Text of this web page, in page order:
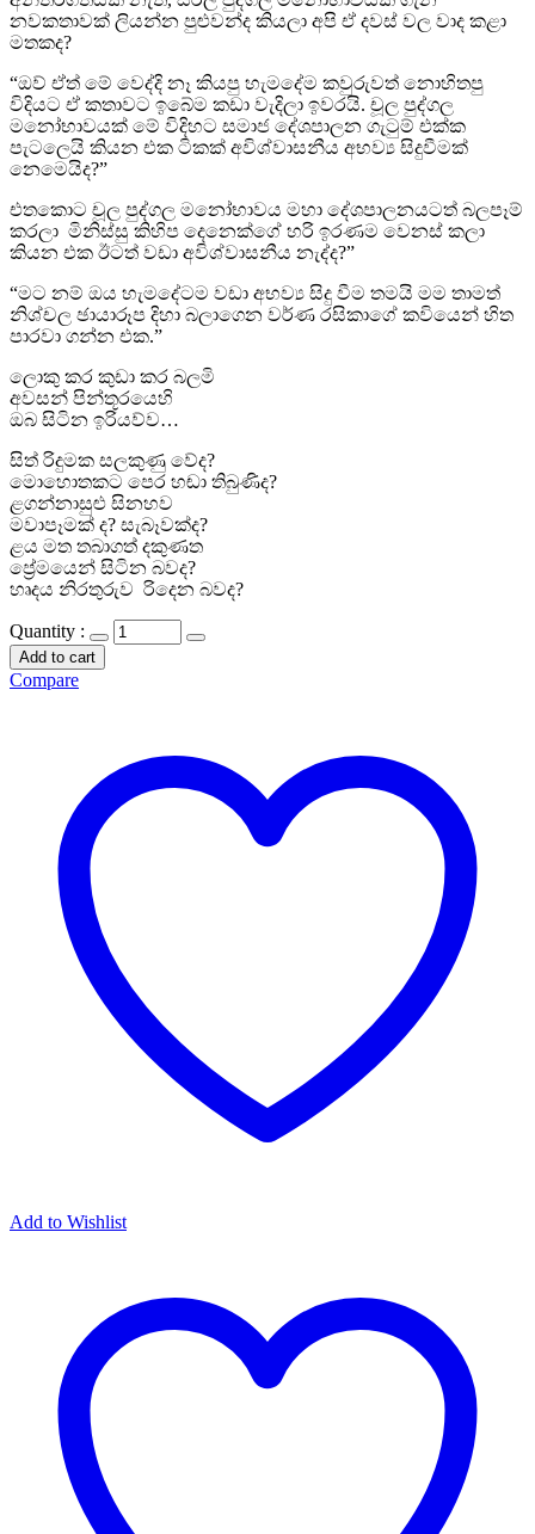
නවකතාවක් ලියන්න පුළුවන්ද කියලා අපි ඒ දවස් වල වාද කළා
මතකද?
“ඔව් ඒත් මේ වෙද්දි නෑ කියපු හැමදේම කවුරුවත් නොහිතපු
විදියට ඒ කතාවට ඉබේම කඩා වැදිලා ඉවරයි. චූල පුද්ගල
මනෝභාවයක් මේ විදිහට සමාජ දේශපාලන ගැටුම් එක්ක
පැටලෙයි කියන එක ටිකක් අවිශ්වාසනීය අභව්‍ය සිදුවීමක්
නෙමෙයිද?”
එතකොට චූල පුද්ගල මනෝභාවය මහා දේශපාලනයටත් බලපෑම්
කරලා මිනිස්සු කිහිප දෙනෙක්ගේ හරි ඉරණම වෙනස් කලා
කියන එක ඊටත් වඩා අවිශ්වාසනීය නැද්ද?”
“මට නම් ඔය හැමදේටම වඩා අභව්‍ය සිදු වීම තමයි මම තාමත්
නිශ්චල ඡායාරූප දිහා බලාගෙන වර්ණ රසිකාගේ කවියෙන් හිත
පාරවා ගන්න එක.”
ලොකු කර කුඩා කර බලමි
අවසන් පින්තූරයෙහි
ඔබ සිටින ඉරියව්ව…
සිත් රිදුමක සලකුණු වේද?
මොහොතකට පෙර හඬා තිබුණිද?
ළගන්නාසුළු සිනහව
මවාපෑමක් ද? සැබෑවක්ද?
ළය මත තබාගත් දකුණත
ප්‍රේමයෙන් සිටින බවද?
හෘදය නිරතුරුව රිදෙන බවද?
Quantity :
Add to cart
Compare
Add to Wishlist